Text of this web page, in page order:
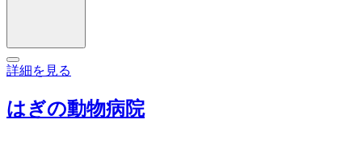
詳細を見る
はぎの動物病院